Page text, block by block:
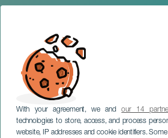
With your agreement, we andour 14
technologies to store, access, and process
website, IP addresses and cookie identifiers.
LA PALMA